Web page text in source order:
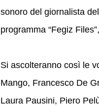
sonoro del giornalista
programma “Fegiz
Si ascolteranno così le
Mango, Francesco De
Laura Pausini, Piero